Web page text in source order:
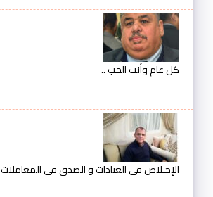
كل عام وأنت الحب ..
الإخـلاص في العبادات و الصدق في المعاملات